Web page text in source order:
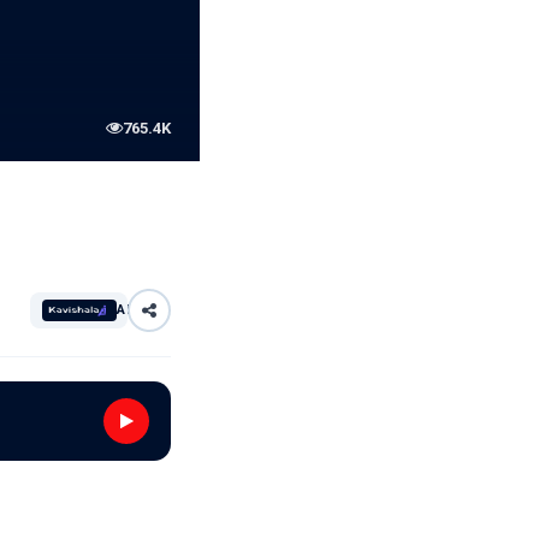
765.4K
AI